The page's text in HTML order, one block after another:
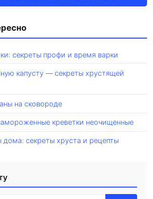
секреты профи и время варки
капусту — секреты хрустящей
на сковороде
креветки неочищенные
дома: секреты хруста и рецепты